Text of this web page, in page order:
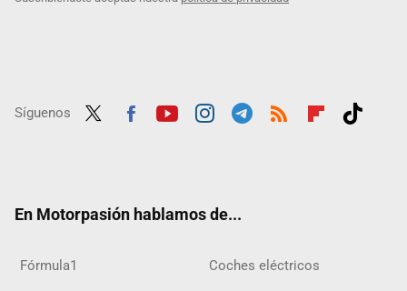
Síguenos
En Motorpasión hablamos de...
Fórmula1 Coches eléctricos